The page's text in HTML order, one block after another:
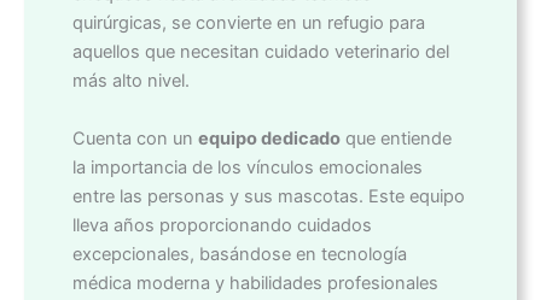
quirúrgicas, se convierte en un refugio para
aquellos que necesitan cuidado veterinario del
más alto nivel.
Cuenta con un equipo dedicado que entiende
la importancia de los vínculos emocionales
entre las personas y sus mascotas. Este equipo
lleva años proporcionando cuidados
excepcionales, basándose en tecnología
médica moderna y habilidades profesionales